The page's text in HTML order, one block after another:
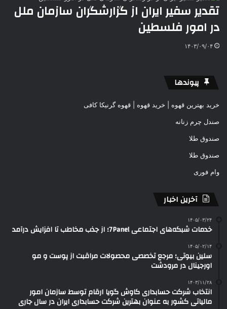
تقدیر سفیر ایران از گزارشگران سازمان ملل
در امور فلسطین
۱۴۰۳/۰۹/۰۴
پیوندها
خرید بهترین قهوه | خرید قهوه | قهوه گرنیکا کافی
صندل چرم زنانه
صندوق طلا
صندوق طلا
وام فوری
آخرین اخبار
۱۴۰۵/۰۳/۲۴
خدمات شبکه‌های اجتماعی 7Panel؛ از جذب مخاطب تا افزایش درآمد
۱۴۰۵/۰۲/۱۴
سلین بیوتی؛ مرجع تخصصی محصولات مراقبت از پوست و مو
اورجینال در مرودشت
۱۴۰۳/۱۱/۲۸
انتخاب شرکت حسابداری کاوش گویا ارقام توسط سازمان امور
مالیاتی کشور به عنوان بهترین شرکت حسابداری ایران در سال جاری